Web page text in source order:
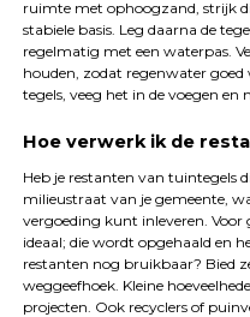
ruimte met ophoogzand, strijk
stabiele basis. Leg daarna de
regelmatig met een waterpas.
houden, zodat regenwater
tegels, veeg het in de voegen en
Hoe verwerk ik de
Heb je restanten van tuintegels
milieustraat van je gemeente,
vergoeding kunt inleveren. Voor
ideaal; die wordt opgehaald en
restanten nog bruikbaar? Bied
weggeefhoek. Kleine
projecten. Ook recyclers of